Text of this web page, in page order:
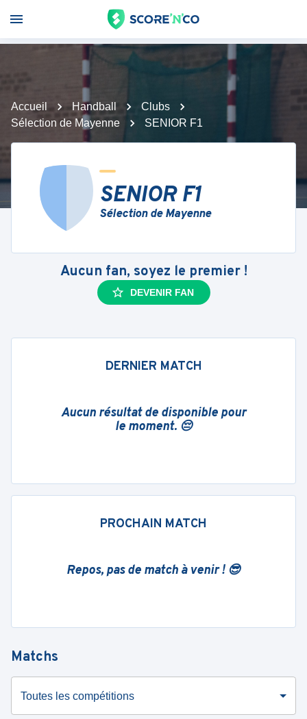
Accueil Handball
Clubs
Sélection de Mayenne
SENIOR F1
SENIOR F1
Sélection de Mayenne
Aucun fan, soyez le premier !
DEVENIR FAN
DERNIER MATCH
Aucun résultat de disponible pour
le moment. 😔
PROCHAIN MATCH
Repos, pas de match à venir ! 😎
Matchs
Toutes les compétitions